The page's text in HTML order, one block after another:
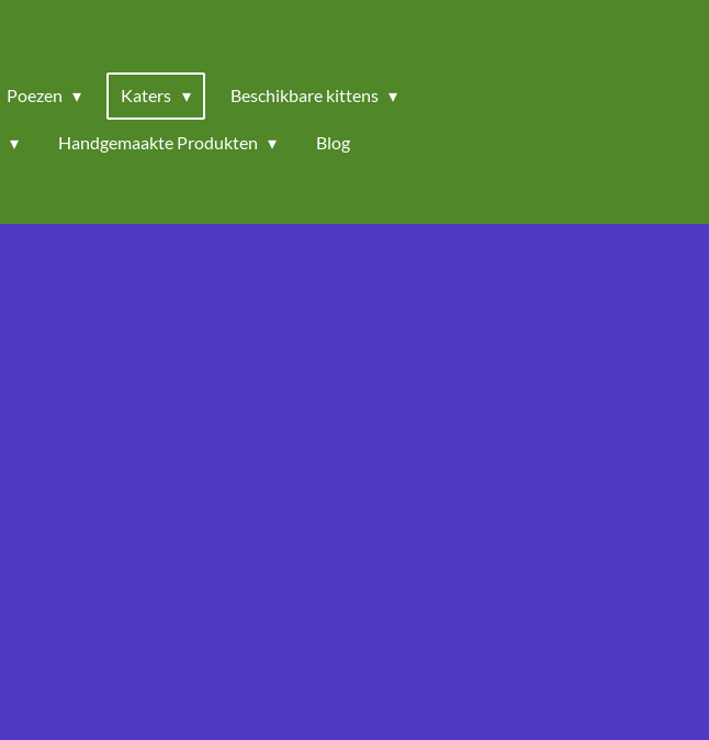
Poezen Katers Beschikbare kittens
Handgemaakte Produkten Blog